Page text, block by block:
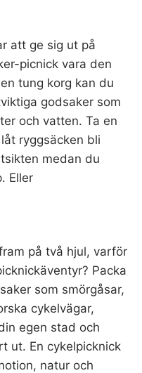
att ge sig ut på
picnick vara den
tung korg kan du
godsaker som
och vatten. Ta en
ryggsäcken bli
medan du
Eller
på två hjul, varför
Packa
som smörgåsar,
cykelvägar,
egen stad och
ut. En cykelpicknick
natur och